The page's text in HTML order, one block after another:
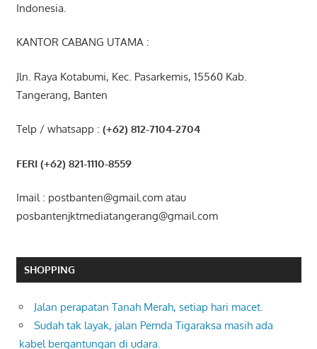
Indonesia.
KANTOR CABANG UTAMA :
Jln. Raya Kotabumi, Kec. Pasarkemis, 15560 Kab.
Tangerang, Banten
Telp / whatsapp : (+62) 812-7104-2704
FERI (+62) 821-1110-8559
Imail : postbanten@gmail.com atau
posbantenjktmediatangerang@gmail.com
SHOPPING
Jalan perapatan Tanah Merah, setiap hari macet.
Sudah tak layak, jalan Pemda Tigaraksa masih ada
kabel bergantungan di udara.